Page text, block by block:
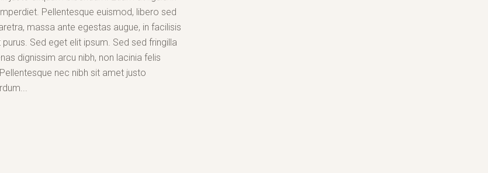
Pellentesque euismod, libero sed
massa ante egestas augue, in facilisis
Sed eget elit ipsum. Sed sed fringilla
dignissim arcu nibh, non lacinia felis
nec nibh sit amet justo